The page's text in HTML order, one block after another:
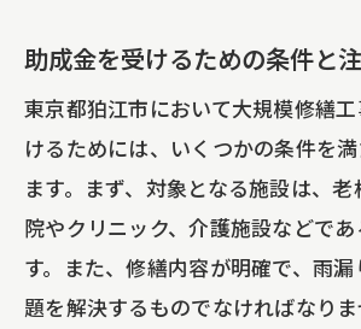
雨漏り対策における助成金
雨漏り修繕事例から学ぶ
法
助成金を活用した雨漏り
雨漏り防止に向けた定期
助成金で賢く大規模修繕工事
狛江市の実例
助成金を受けるための条件と
東京都狛江市において大規模修繕
けるためには、いくつかの条件を
ます。まず、対象となる施設は、
院やクリニック、介護施設などで
す。また、修繕内容が明確で、雨
題を解決するものでなければなりま